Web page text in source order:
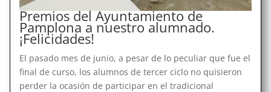
Premios del Ayuntamiento de
Pamplona a nuestro alumnado.
¡Felicidades!
El pasado mes de junio, a pesar de lo peculiar que fue el
final de curso, los alumnos de tercer ciclo no quisieron
perder la ocasión de participar en el tradicional